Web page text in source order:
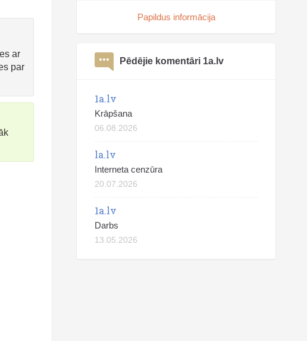
ar
par
Papildus informācija
Pēdējie komentāri 1a.lv
1a.lv
Krāpšana
06.08.2026
la.lv
Interneta cenzūra
20.07.2026
1a.lv
Darbs
13.05.2026